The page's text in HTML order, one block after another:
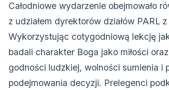
Całodniowe wydarzenie obejmowało
z udziałem dyrektorów działów PARL
Wykorzystując cotygodniową lekcję
badali charakter Boga jako miłości
godności ludzkiej, wolności sumienia i
podejmowania decyzji. Prelegenci